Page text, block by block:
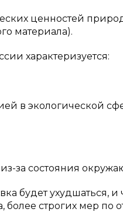
ценностей
материала).
характеризуется:
в экологической
за состояния
будет ухудшаться,
более строгих мер